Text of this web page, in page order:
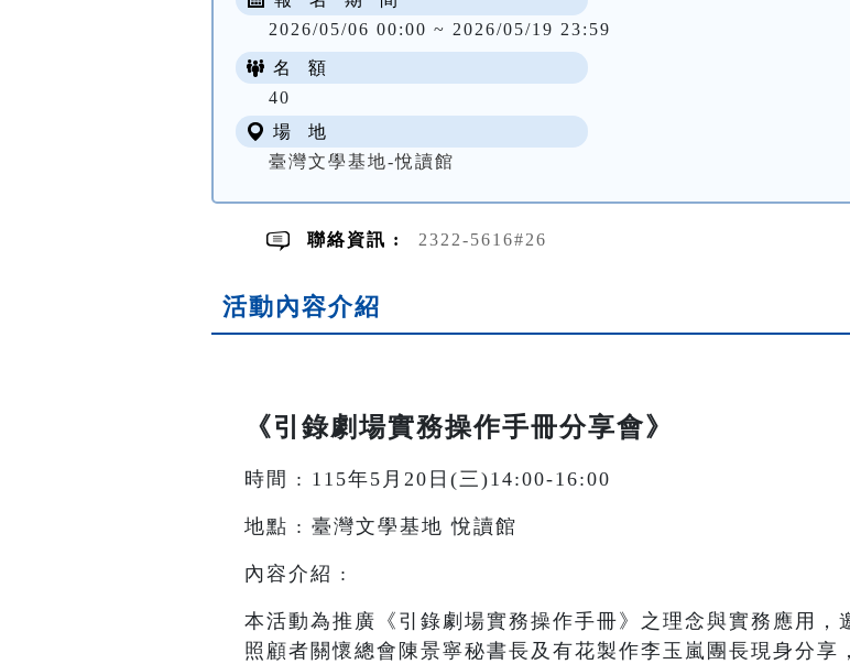
2026/05/06 00:00 ~ 2026/05/19 23:59
名 額
40
場 地
臺灣文學基地-悅讀館
聯絡資訊 : 2322-5616#26
活動內容介紹
《引錄劇場實務操作手冊分享會》
時間 : 115年5月20日(三)14:00-16:00
地點 : 臺灣文學基地 悅讀館
內容介紹 :
本活動為推廣《引錄劇場實務操作手冊》之理念與實務應用
照顧者關懷總會陳景寧秘書長及有花製作李玉嵐團長現身分享